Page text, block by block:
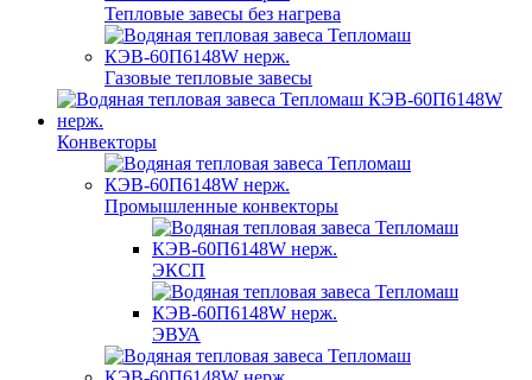
Тепловые завесы без нагрева
Газовые тепловые завесы
Конвекторы
Промышленные конвекторы
ЭКСП
ЭВУА